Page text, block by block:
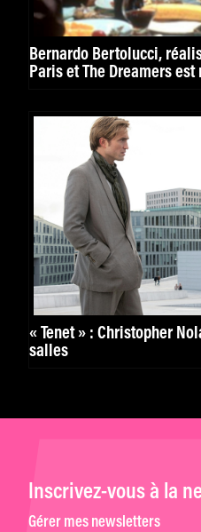
Bernardo Bertolucci,
Paris et The Dreamers est
« Tenet » : Christopher
salles
Inscrivez-vous à la
Gérer mes newsletters